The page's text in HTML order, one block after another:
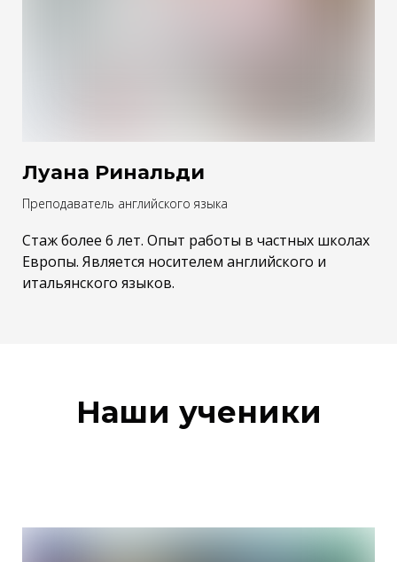
Луана Ринальди
Преподаватель английского языка
Стаж более 6 лет. Опыт работы в частных школах
Европы. Является носителем английского и
итальянского языков.
Наши ученики